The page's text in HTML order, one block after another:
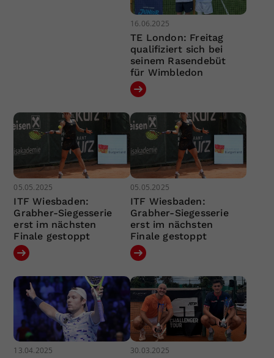
16.06.2025
TE London: Freitag
qualifiziert sich bei
seinem Rasendebüt
für Wimbledon
05.05.2025
ITF Wiesbaden:
Grabher-Siegesserie
erst im nächsten
Finale gestoppt
05.05.2025
ITF Wiesbaden:
Grabher-Siegesserie
erst im nächsten
Finale gestoppt
13.04.2025 30.03.2025